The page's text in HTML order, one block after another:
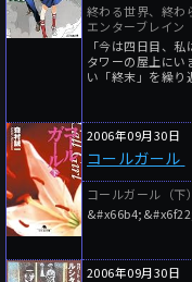
終わる世界、終わ
エンターブレイン
「今は四日目、
タワーの屋上にい
い「終末」を繰り
2006年09月30日
コールガール
コールガール（
2006年09月30日